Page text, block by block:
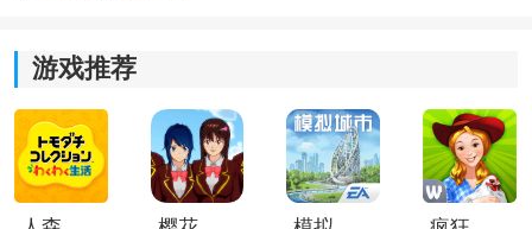
游戏推荐